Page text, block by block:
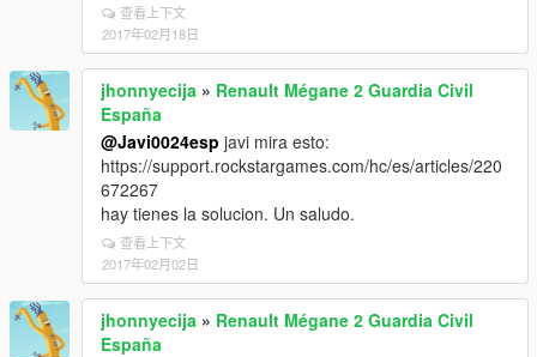
查看上下文
2017年02月18日
jhonnyecija » Renault Mégane 2 Guardia Civil
España
@Javi0024esp javi mira esto:
https://support.rockstargames.com/hc/es/articles/220
672267
hay tienes la solucion. Un saludo.
查看上下文
2017年02月02日
jhonnyecija » Renault Mégane 2 Guardia Civil
España